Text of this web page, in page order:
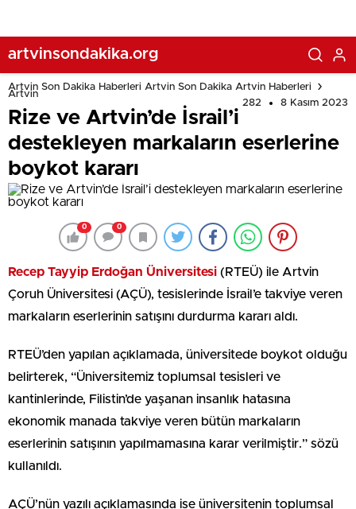
artvinsondakika.org
Artvin Son Dakika Haberleri Artvin Son Dakika Artvin Haberleri
Artvin
282
8 Kasım 2023
Rize ve Artvin’de İsrail’i
destekleyen markaların eserlerine
boykot kararı
0 0
Recep Tayyip Erdoğan Üniversitesi (RTEÜ) ile Artvin
Çoruh Üniversitesi (AÇÜ), tesislerinde İsrail’e takviye veren
markaların eserlerinin satışını durdurma kararı aldı.
RTEÜ’den yapılan açıklamada, üniversitede boykot olduğu
belirterek, “Üniversitemiz toplumsal tesisleri ve
kantinlerinde, Filistin’de yaşanan insanlık hatasına
ekonomik manada takviye veren bütün markaların
eserlerinin satışının yapılmamasına karar verilmiştir.” sözü
kullanıldı.
AÇÜ’nün yazılı açıklamasında ise üniversitenin toplumsal